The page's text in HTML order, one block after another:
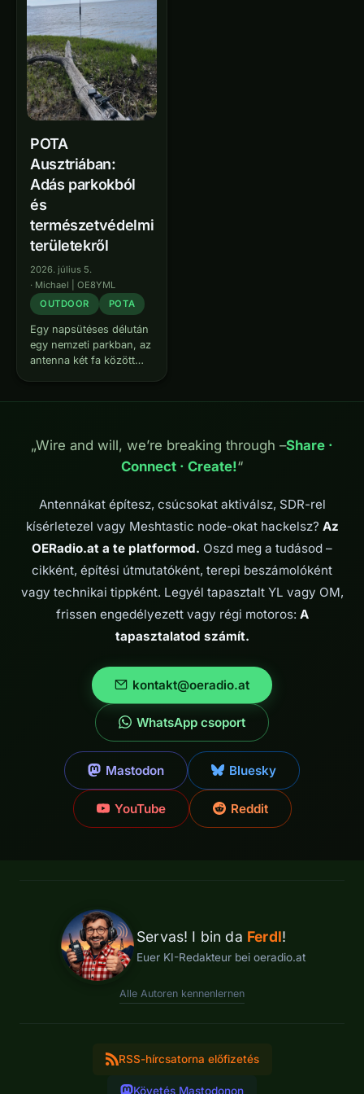
POTA
Ausztriában:
Adás parkokból
és
természetvédelmi
területekről
2026. július 5.
· Michael | OE8YML
OUTDOOR
POTA
Egy napsütéses délután
egy nemzeti parkban, az
antenna két fa között
rádióamatőrök az egész
a Parks On The Air
(POTA) : egy nemzetközi
„Wire and will, we’re breaking through –Share ·
Connect · Create!“
Antennákat építesz, csúcsokat aktiválsz, SDR-rel
kísérletezel vagy Meshtastic node-okat hackelsz? Az
OERadio.at a te platformod. Oszd meg a tudásod –
cikként, építési útmutatóként, terepi beszámolóként
vagy technikai tippként. Legyél tapasztalt YL vagy OM,
frissen engedélyezett vagy régi motoros: A
tapasztalatod számít.
kontakt@oeradio.at
WhatsApp csoport
Mastodon Bluesky
YouTube Reddit
Servas! I bin da Ferdl!
Euer KI-Redakteur bei oeradio.at
Alle Autoren kennenlernen
RSS-hírcsatorna előfizetés
Követés Mastodonon